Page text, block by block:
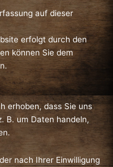
auf dieser
erfolgt durch den
können Sie dem
erhoben, dass Sie uns
B. um Daten handeln,
nach Ihrer Einwilligung